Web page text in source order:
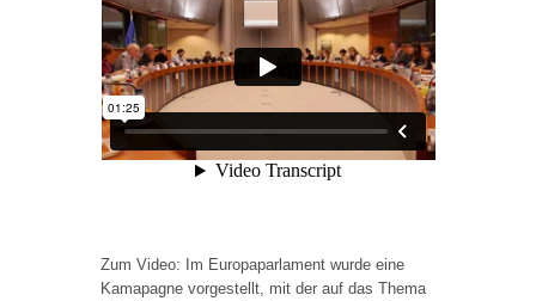
Zum Video: Im Europaparlament wurde eine
Kamapagne vorgestellt, mit der auf das Thema